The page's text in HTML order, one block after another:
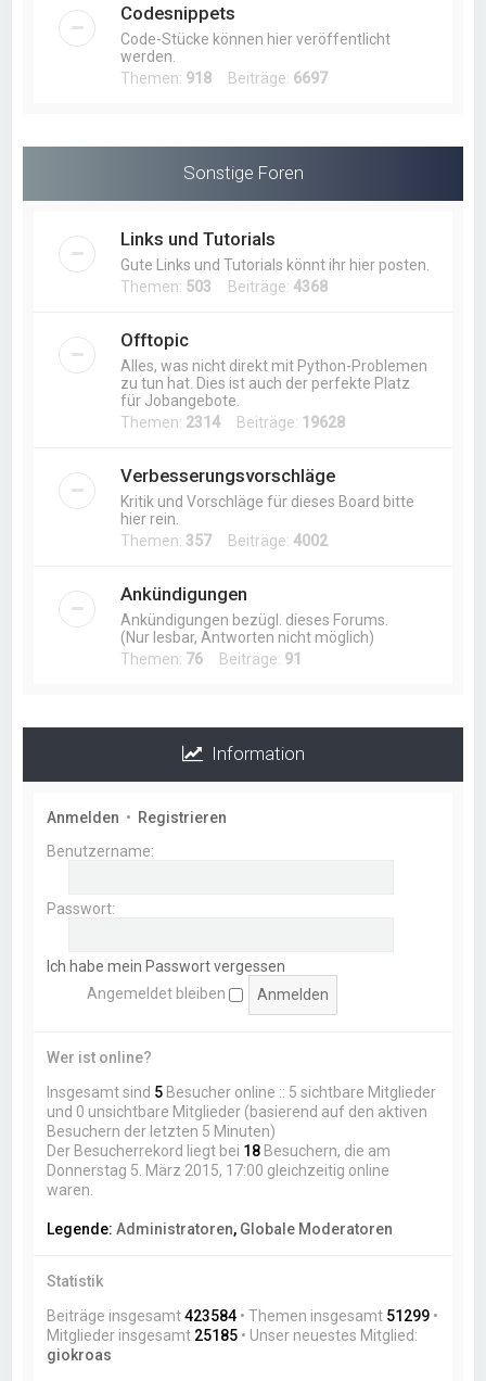
Codesnippets
Code-Stücke können hier veröffentlicht
werden.
Themen: 918 Beiträge: 6697
Sonstige Foren
Links und Tutorials
Gute Links und Tutorials könnt ihr hier posten.
Themen: 503 Beiträge:4368
Offtopic
Alles, was nicht direkt mit Python-Problemen
zu tun hat. Dies ist auch der perfekte Platz
für Jobangebote.
Themen: 2314 Beiträge: 19628
Verbesserungsvorschläge
Kritik und Vorschläge für dieses Board bitte
hier rein.
Themen: 357Beiträge:4002
Ankündigungen
Ankündigungen bezügl. dieses Forums.
(Nur lesbar, Antworten nicht möglich)
Themen: 76 Beiträge: 91
Information
Anmelden • Registrieren
Benutzername:
Passwort:
Ich habe mein Passwort vergessen
Angemeldet bleiben
Wer ist online?
Insgesamt sind 5 Besucher online :: 5 sichtbare Mitglieder
und 0 unsichtbare Mitglieder (basierend auf den aktiven
Besuchern der letzten 5 Minuten)
Der Besucherrekord liegt bei 18 Besuchern, die am
Donnerstag 5. März 2015, 17:00 gleichzeitig online
waren.
Legende:Administratoren, Globale Moderatoren
Statistik
Beiträge insgesamt423584 • Themen insgesamt 51299 •
Mitglieder insgesamt 25185 • Unser neuestes Mitglied:
giokroas